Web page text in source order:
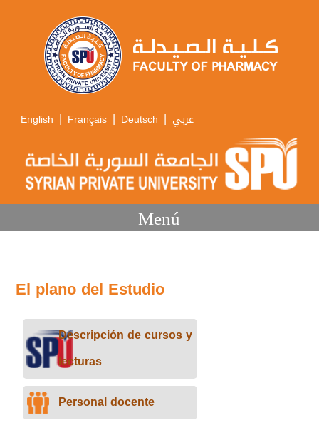
English | Français | Deutsch | عربي
Menú
El plano del Estudio
Descripción de cursos y
lecturas
Personal docente